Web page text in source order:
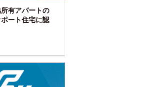
有アパートの
ート住宅に認